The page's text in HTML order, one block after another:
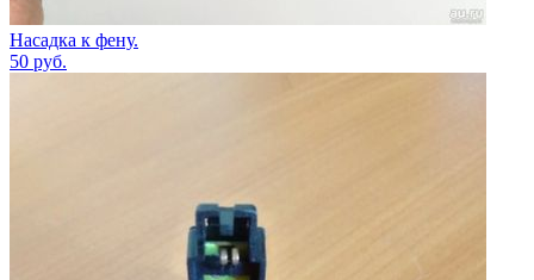
Насадка к фену.
50 руб.